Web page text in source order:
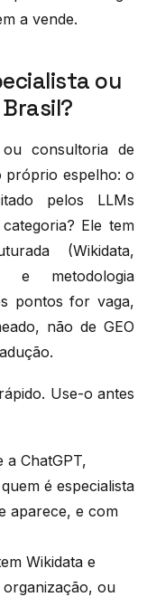
a vende.
ou
consultoria de
próprio espelho: o
pelos LLMs
Ele tem
(Wikidata,
e metodologia
pontos for vaga,
não de GEO
Use-o antes
a ChatGPT,
é especialista
aparece, e com
Wikidata e
organização, ou